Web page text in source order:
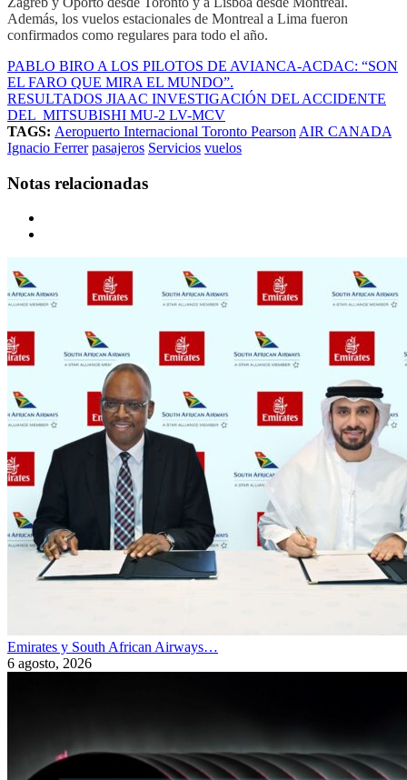
Además, los vuelos estacionales de Montreal a Lima fueron
confirmados como regulares para todo el año.
PABLO BIRO A LOS PILOTOS DE AVIANCA-ACDAC: “SON
EL FARO QUE MIRA EL MUNDO”.
RESULTADOS JIAAC INVESTIGACIÓN DEL ACCIDENTE
DEL MITSUBISHI MU-2 LV-MCV
TAGS: Aeropuerto Internacional Toronto Pearson AIR CANADA
Ignacio Ferrer pasajeros Servicios vuelos
Notas relacionadas
Emirates y South African Airways…
6 agosto, 2026